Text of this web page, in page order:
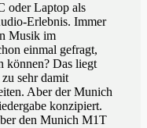
oder Laptop als
Erlebnis. Immer
Musik im
einmal gefragt,
können? Das liegt
sehr damit
Aber der Munich
konzipiert.
den Munich M1T